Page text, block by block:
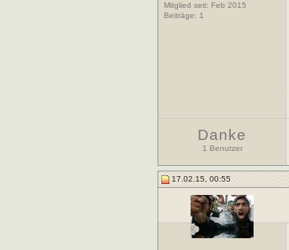
Mitglied seit: Feb 2015
Beiträge: 1
Danke
1 Benutzer
17.02.15, 00:55